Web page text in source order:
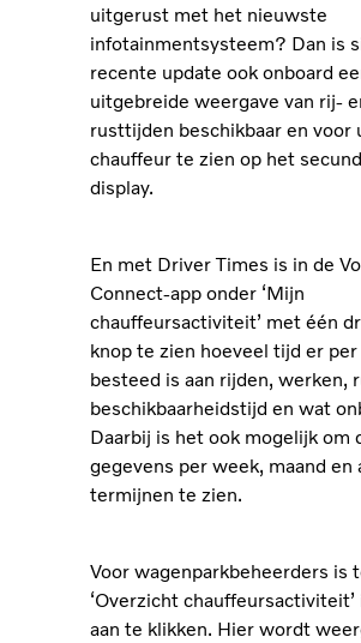
uitgerust met het nieuwste
infotainmentsysteem? Dan is
recente update ook onboard
uitgebreide weergave van rij-
rusttijden beschikbaar en voor
chauffeur te zien op het
display.
En met Driver Times is in de
Connect-app onder ‘Mijn
chauffeursactiviteit’ met één
knop te zien hoeveel tijd er per
besteed is aan rijden, werken,
beschikbaarheidstijd en wat
Daarbij is het ook mogelijk om
gegevens per week, maand en
termijnen te zien.
Voor wagenparkbeheerders is
‘Overzicht chauffeursactiviteit’
aan te klikken. Hier wordt